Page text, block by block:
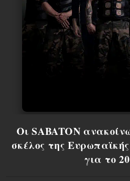
Οι SABATON
σκέλος της
για το